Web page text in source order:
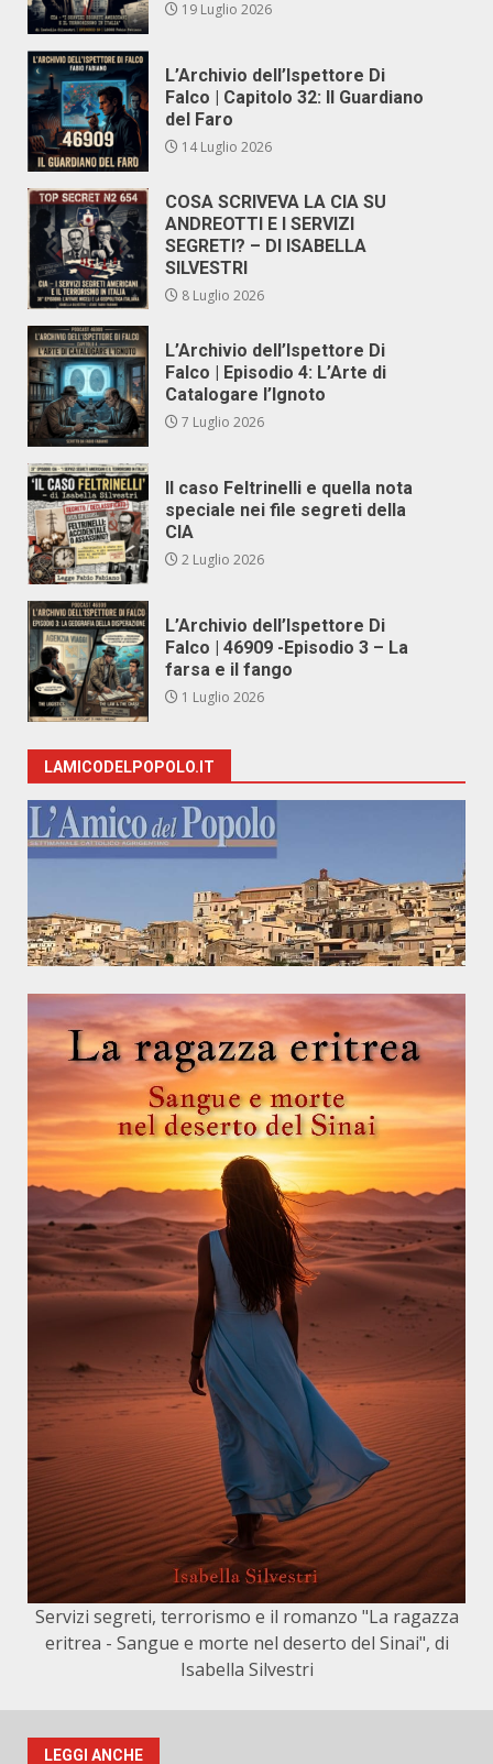
19 Luglio 2026
L’Archivio dell’Ispettore Di
Falco | Capitolo 32: Il Guardiano
del Faro
14 Luglio 2026
COSA SCRIVEVA LA CIA SU
ANDREOTTI E I SERVIZI
SEGRETI? – DI ISABELLA
SILVESTRI
8 Luglio 2026
L’Archivio dell’Ispettore Di
Falco | Episodio 4: L’Arte di
Catalogare l’Ignoto
7 Luglio 2026
Il caso Feltrinelli e quella nota
speciale nei file segreti della
CIA
2 Luglio 2026
L’Archivio dell’Ispettore Di
Falco | 46909 -Episodio 3 – La
farsa e il fango
1 Luglio 2026
LAMICODELPOPOLO.IT
Servizi segreti, terrorismo e il romanzo "La ragazza
eritrea - Sangue e morte nel deserto del Sinai", di
Isabella Silvestri
LEGGI ANCHE